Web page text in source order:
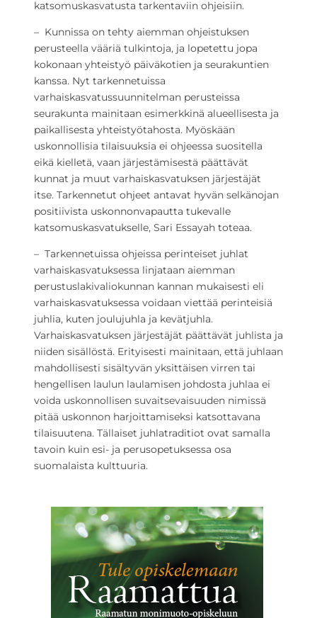
katsomuskasvatusta tarkentaviin ohjeisiin.
– Kunnissa on tehty aiemman ohjeistuksen
perusteella vääriä tulkintoja, ja lopetettu jopa
kokonaan yhteistyö päiväkotien ja seurakuntien
kanssa. Nyt tarkennetuissa
varhaiskasvatussuunnitelman perusteissa
seurakunta mainitaan esimerkkinä alueellisesta ja
paikallisesta yhteistyötahosta. Myöskään
uskonnollisia tilaisuuksia ei ohjeessa suositella
eikä kielletä, vaan järjestämisestä päättävät
kunnat ja muut varhaiskasvatuksen järjestäjät
itse. Tarkennetut ohjeet antavat hyvän selkänojan
positiivista uskonnonvapautta tukevalle
katsomuskasvatukselle, Sari Essayah toteaa.
– Tarkennetuissa ohjeissa perinteiset juhlat
varhaiskasvatuksessa linjataan aiemman
perustuslakivaliokunnan kannan mukaisesti eli
varhaiskasvatuksessa voidaan viettää perinteisiä
juhlia, kuten joulujuhla ja kevätjuhla.
Varhaiskasvatuksen järjestäjät päättävät juhlista ja
niiden sisällöstä. Erityisesti mainitaan, että juhlaan
mahdollisesti sisältyvän yksittäisen virren tai
hengellisen laulun laulamisen johdosta juhlaa ei
voida uskonnollisen suvaitsevaisuuden nimissä
pitää uskonnon harjoittamiseksi katsottavana
tilaisuutena. Tällaiset juhlatraditiot ovat samalla
tavoin kuin esi- ja perusopetuksessa osa
suomalaista kulttuuria.